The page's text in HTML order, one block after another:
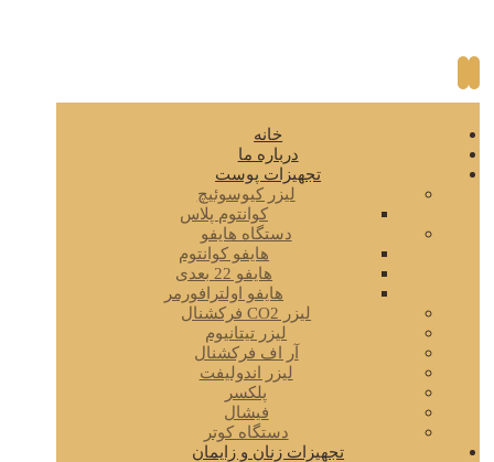
خانه
درباره ما
تجهیزات پوست
لیزر کیوسوئیچ
کوانتوم پلاس
دستگاه هایفو
هایفو کوانتوم
هایفو 22 بعدی
هایفو اولترافورمر
لیزر CO2 فرکشنال
لیزر تیتانیوم
آر اف فرکشنال
لیزر اندولیفت
پلکسر
فیشال
دستگاه کوتر
تجهیزات زنان و زایمان